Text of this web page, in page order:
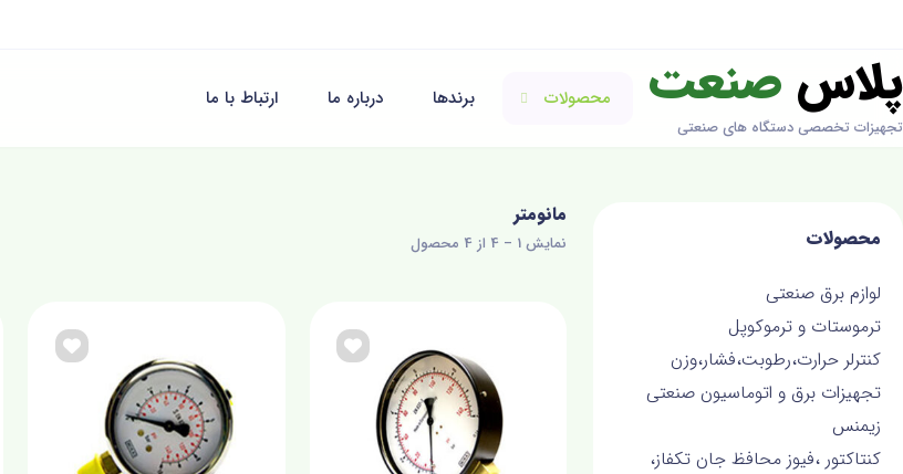
پلاس صنعت
تجهیزات تخصصی دستگاه های صنعتی
محصولات برندها درباره ما ارتباط با ما
محصولات
لوازم برق صنعتی
ترموستات و ترموکوپل
کنترلر حرارت،رطوبت،فشار،وزن
تجهیزات برق و اتوماسیون صنعتی
زیمنس
کنتاکتور ،فیوز محافظ جان تکفاز،
مانومتر
نمایش 1 – 4 از 4 محصول